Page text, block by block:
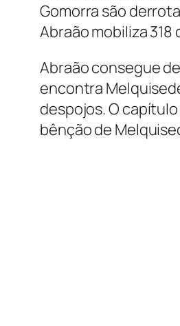
Gomorra são
Abraão mobiliza
Abraão consegue
encontra
despojos. O
bênção de